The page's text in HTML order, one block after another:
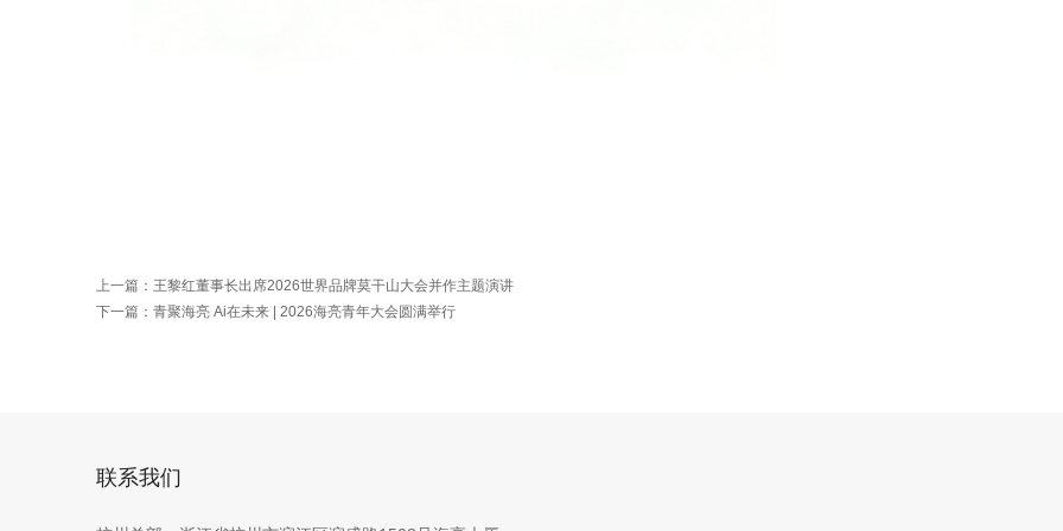
上一篇： 王黎红董事长出席2026世界品牌莫干山大会并作主题演讲
下一篇： 青聚海亮 Ai在未来 | 2026海亮青年大会圆满举行
联系我们